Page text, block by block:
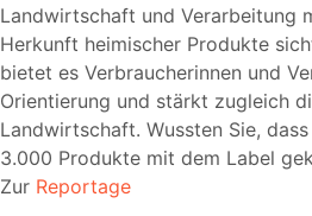
Landwirtschaft und Verarbeitung
Herkunft heimischer Produkte
bietet es Verbraucherinnen und
Orientierung und stärkt zugleich
Landwirtschaft. Wussten Sie,
3.000 Produkte mit dem Label
Zur Reportage